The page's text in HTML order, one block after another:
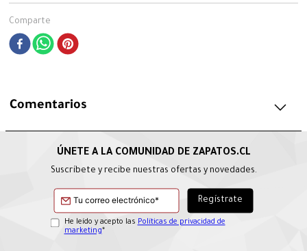
Comparte
Comentarios
Suscríbete y recibe nuestras ofertas y novedades.
He leído y acepto las Políticas de privacidad de
marketing*